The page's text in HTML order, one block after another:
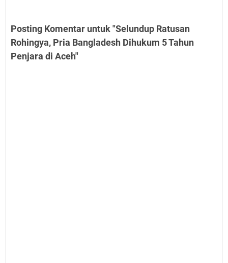
Posting Komentar untuk "Selundup Ratusan
Rohingya, Pria Bangladesh Dihukum 5 Tahun
Penjara di Aceh"